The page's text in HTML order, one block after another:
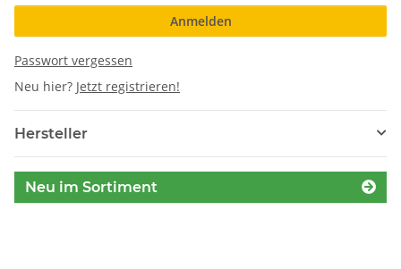
Anmelden
Passwort vergessen
Neu hier? Jetzt registrieren!
Hersteller
Neu im Sortiment